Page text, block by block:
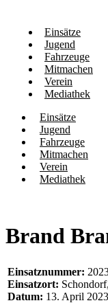
Einsätze
Jugend
Fahrzeuge
Mitmachen
Verein
Mediathek
Einsätze
Jugend
Fahrzeuge
Mitmachen
Verein
Mediathek
Brand
Einsatznummer:
Einsatzort:
Datum: 13. April 2023